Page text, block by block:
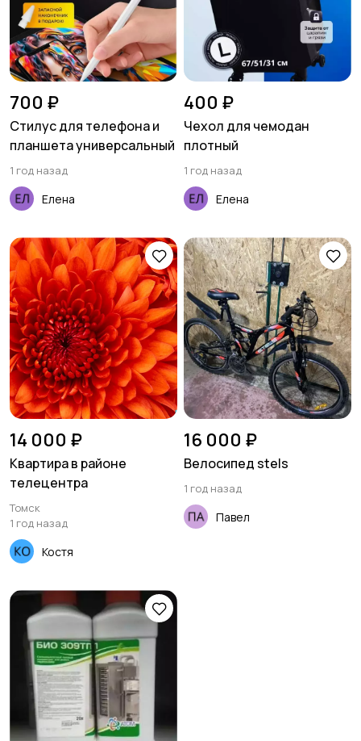
700 ₽
Стилус для телефона и
планшета универсальный
1 год назад
Елена
400 ₽
Чехол для чемодан
плотный
1 год назад
Елена
14 000 ₽
Квартира в районе
телецентра
Томск
1 год назад
Костя
16 000 ₽
Велосипед stels
1 год назад
Павел